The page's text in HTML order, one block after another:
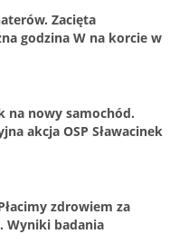
Zacięta
godzina W na korcie w
na nowy samochód.
akcja OSP Sławacinek
zdrowiem za
Wyniki badania